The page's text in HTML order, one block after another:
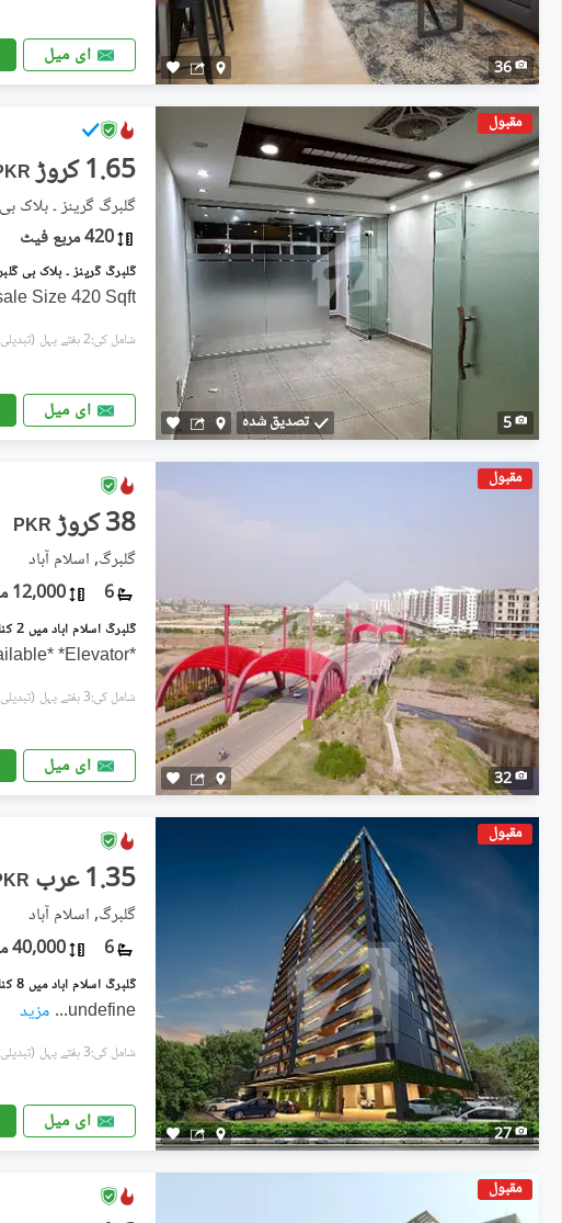
36 ای میل
مقبول
5 تصدیق شدہ
1.65 کروڑ
گلبرگ گرینز ۔ بلاک
420 مربع فیٹ
Size 420 Sqft
شامل کی:2 ہفتے پہل (تبدیلی کی
ای میل
مقبول
32
PKR 38 کروڑ
گلبرگ, اسلام آباد
6
12,000 مربع فیٹ
گلبرگ اسلام آباد میں 2 کنال Studio دفتر 38.0 کروڑ میں برائے فروخت۔
*Electricity Available* *Elevator
شامل کی:3 ہفتے پہل (تبدیلی
ای میل
مقبول
27
1.35 عرب
گلبرگ, اسلام آباد
6
40,000 مربع فیٹ
گلبرگ اسلام آباد میں 8 کنال Studio دفتر 13.5 ارب میں برائے فروخت۔
undefine
... مزید
شامل کی:3 ہفتے پہل (تبدیلی
ای میل
مقبول